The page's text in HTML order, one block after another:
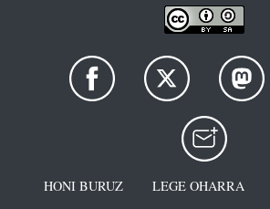
HONI BURUZ LEGE OHARRA